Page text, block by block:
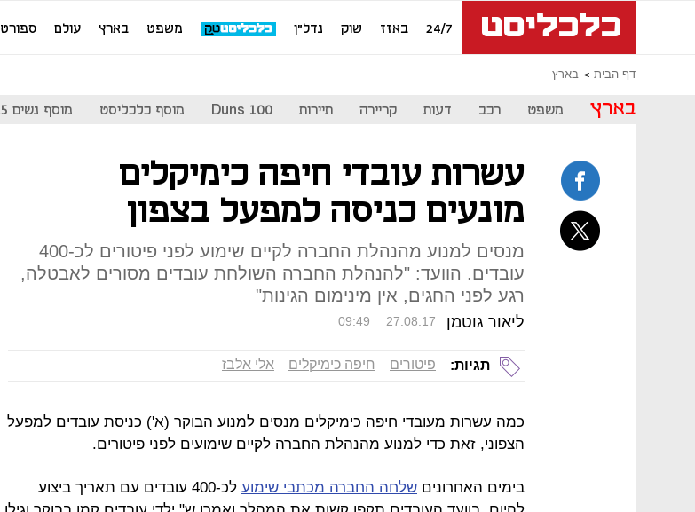
24/7 באזז שוק נדל"ן משפט בארץ עולם ספורט
דף הבית בארץ
בארץ משפט רכב דעות קריירה תיירות Duns 100 מוסף כלכליסט מוסף נשים 2025
עשרות עובדי חיפה כימיקלים
מונעים כניסה למפעל בצפון
מנסים למנוע מהנהלת החברה לקיים שימוע לפני פיטורים לכ-400
עובדים. הוועד: "להנהלת החברה השולחת עובדים מסורים לאבטלה,
רגע לפני החגים, אין מינימום הגינות"
ליאור גוטמן 09:49 27.08.17
תגיות: פיטורים חיפה כימיקלים אלי אלבז
כמה עשרות מעובדי חיפה כימיקלים מנסים למנוע הבוקר (א') כניסת עובדים למפעל
הצפוני, זאת כדי למנוע מהנהלת החברה לקיים שימועים לפני פיטורים.
בימים האחרונים שלחה החברה מכתבי שימוע
לכ-400 עובדים עם תאריך ביצוע